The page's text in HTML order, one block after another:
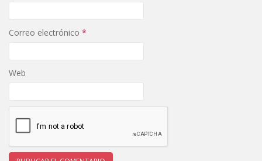
Correo electrónico *
Web